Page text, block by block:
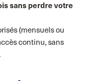
sans perdre votre
(mensuels ou
continu, sans